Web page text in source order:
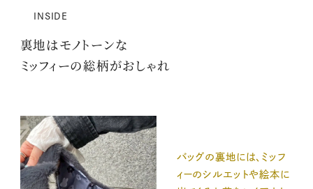
INSIDE
裏地はモノトーンな
ミッフィーの総柄がおしゃれ
バッグの裏地には、ミッフ
ィーのシルエットや絵本に